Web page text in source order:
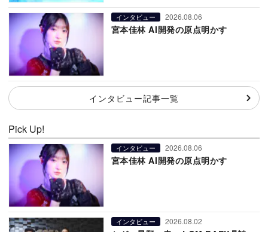
インタビュー 2026.08.06
宮本佳林 AI開発の原点明かす
インタビュー記事一覧
Pick Up!
インタビュー 2026.08.06
宮本佳林 AI開発の原点明かす
インタビュー 2026.08.02